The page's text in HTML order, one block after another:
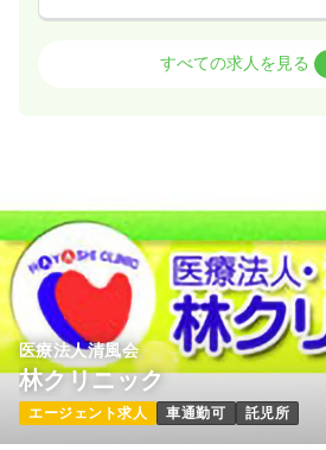
保健師
日祝休み
月給21万円以上可
気になる
外来正・准看護師
日勤のみ（常勤）
すべての求人を見る
医療法人清風会
林クリニック
エージェント求人 車通勤可 託児所